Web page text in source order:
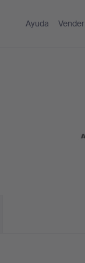
Ayuda Vender